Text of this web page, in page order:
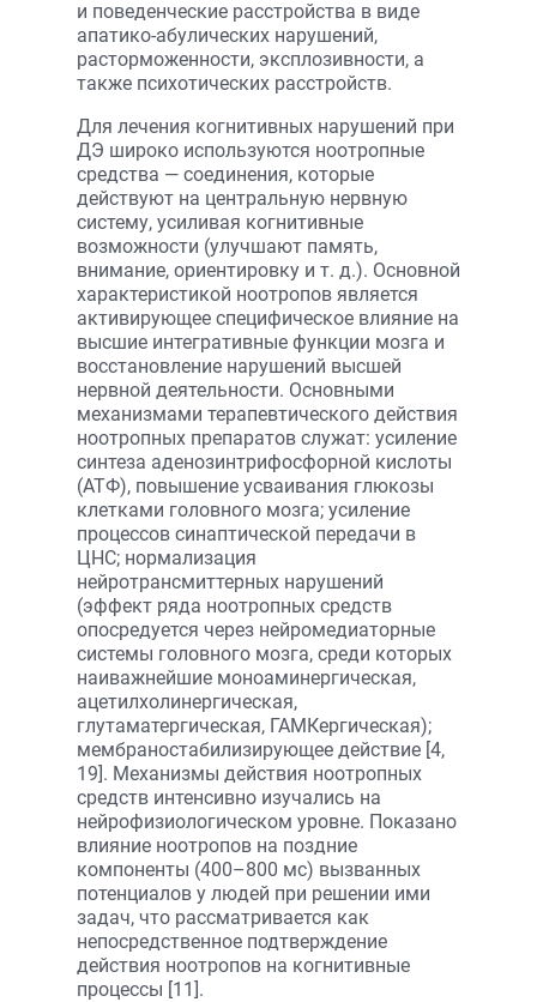
и поведенческие расстройства в виде
апатико-абулических нарушений,
расторможенности, эксплозивности, а
также психотических расстройств.
Для лечения когнитивных нарушений при
ДЭ широко используются ноотропные
средства — соединения, которые
действуют на центральную нервную
систему, усиливая когнитивные
возможности (улучшают память,
внимание, ориентировку и т. д.). Основной
характеристикой ноотропов является
активирующее специфическое влияние на
высшие интегративные функции мозга и
восстановление нарушений высшей
нервной деятельности. Основными
механизмами терапевтического действия
ноотропных препаратов служат: усиление
синтеза аденозинтрифосфорной кислоты
(АТФ), повышение усваивания глюкозы
клетками головного мозга; усиление
процессов синаптической передачи в
ЦНС; нормализация
нейротрансмиттерных нарушений
(эффект ряда ноотропных средств
опосредуется через нейромедиаторные
системы головного мозга, среди которых
наиважнейшие моноаминергическая,
ацетилхолинергическая,
глутаматергическая, ГАМКергическая);
мембраностабилизирующее действие [4,
19]. Механизмы действия ноотропных
средств интенсивно изучались на
нейрофизиологическом уровне. Показано
влияние ноотропов на поздние
компоненты (400–800 мс) вызванных
потенциалов у людей при решении ими
задач, что рассматривается как
непосредственное подтверждение
действия ноотропов на когнитивные
процессы [11].